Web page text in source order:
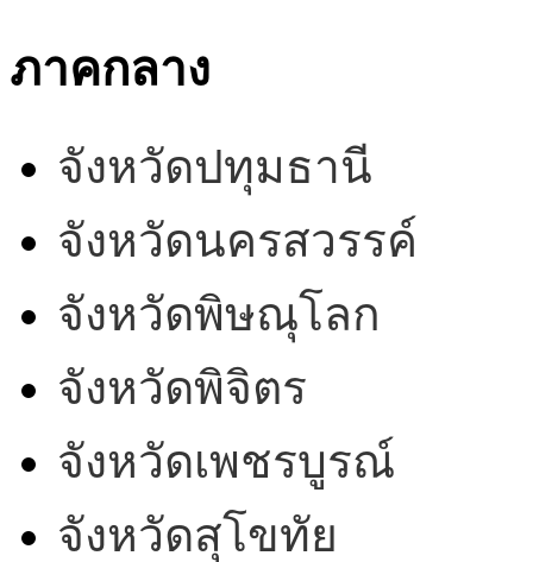
ภาคกลาง
จังหวัดปทุมธานี
จังหวัดนครสวรรค์
จังหวัดพิษณุโลก
จังหวัดพิจิตร
จังหวัดเพชรบูรณ์
จังหวัดสุโขทัย